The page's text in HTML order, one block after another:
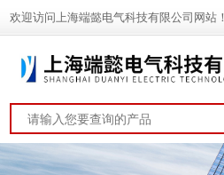
欢迎访问上海端懿电气科技有限公司网站！